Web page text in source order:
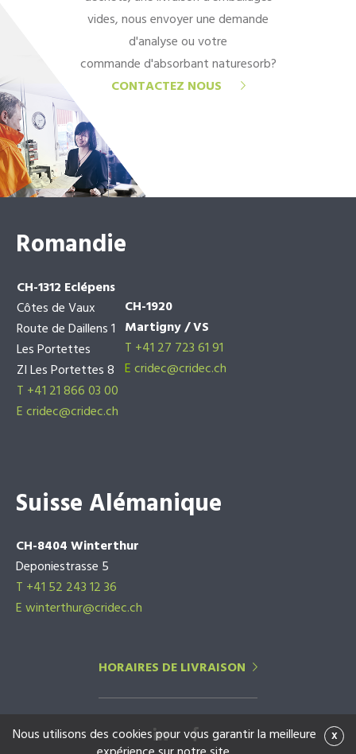
vides, nous envoyer une demande
d'analyse ou votre
commande d'absorbant naturesorb?
CONTACTEZ NOUS
Romandie
CH-1312 Eclépens
Côtes de Vaux
Route de Daillens 1
Les Portettes
ZI Les Portettes 8
T +41 21 866 03 00
Ecridec@cridec.ch
CH-1920
Martigny / VS
T +41 27 723 61 91
Ecridec@cridec.ch
Suisse Alémanique
CH-8404 Winterthur
Deponiestrasse 5
T +41 52 243 12 36
E winterthur@cridec.ch
HORAIRES DE LIVRAISON
x
Nous utilisons des cookies pour vous garantir la meilleure